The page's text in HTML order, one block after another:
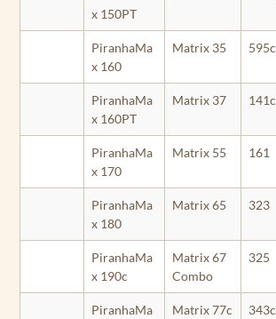
x 150PT
PiranhaMa
x 160
Matrix 35 595c
PiranhaMa
x 160PT
Matrix 37 141c
PiranhaMa
x 170
Matrix 55 161
PiranhaMa
x 180
Matrix 65 323
PiranhaMa
x 190c
Matrix 67
Combo
325
PiranhaMa
Matrix 77c 343c